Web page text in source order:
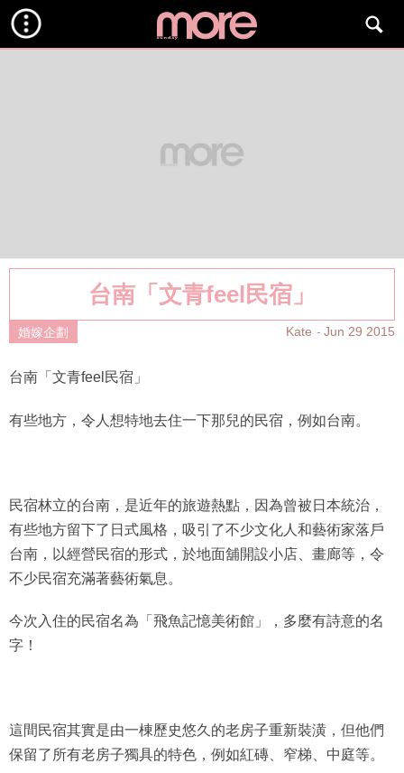
台南「文青feel民宿」
婚嫁企劃 Kate Jun 29 2015
台南「文青feel民宿」
有些地方留下了日式風格，吸引了不少文化人和藝術家落戶
台南，以經營民宿的形式，於地面舖開設小店、畫廊等，令
不少民宿充滿著藝術氣息。
字！
保留了所有老房子獨具的特色，例如紅磚、窄梯、中庭等。